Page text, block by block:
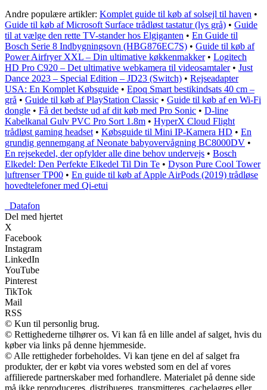
Andre populære artikler: Komplet guide til køb af solsejl til haven •
Guide til køb af Microsoft Surface trådløst tastatur (lys grå) • Guide
til at vælge den rette TV-stander hos Elgiganten • En Guide til
Bosch Serie 8 Indbygningsovn (HBG876EC7S) • Guide til køb af
Power Airfryer XXL – Din ultimative køkkenmakker• Logitech
HD Pro C920 – Det ultimative webkamera til videosamtaler• Just
Dance 2023 – Special Edition – JD23 (Switch) • Rejseadapter
USA: En Komplet Købsguide • Epoq Smart bestikindsats 40 cm –
grå • Guide til køb af PlayStation Classic • Guide til køb af en Wi-Fi
dongle • Få det bedste ud af dit køb med Pro Sonic • D-line
Kabelkanal Gulv PVC Pro Sort 1.8m • HyperX Cloud Flight
trådløst gaming headset • Købsguide til Mini IP-Kamera HD • En
grundig gennemgang af Neonate babyovervågning BC8000DV •
En rejsekedel, der opfylder alle dine behov undervejs • Bosch
Elkedel: Den Perfekte Elkedel Til Din Te • Dyson Pure Cool Tower
luftrenser TP00 • En guide til køb af Apple AirPods (2019) trådløse
hovedtelefoner med Qi-etui
Datafon
Del med hjertet
X
Facebook
Instagram
LinkedIn
YouTube
Pinterest
TikTok
Mail
RSS
© Kun til personlig brug.
© Rettighederne tilhører os. Vi kan få en lille andel af salget, hvis du
køber via links på denne hjemmeside.
© Alle rettigheder forbeholdes. Vi kan tjene en del af salget fra
produkter, der er købt via vores websted som en del af vores
affilierede partnerskaber med forhandlere. Materialet på denne side
må ikke reproduceres, distribueres, transmitteres, cachelagres eller